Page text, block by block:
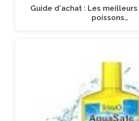
Guide d'achat : Les
poissons…